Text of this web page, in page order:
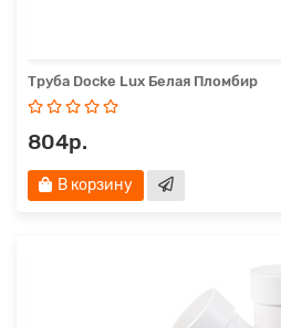
Труба Docke Lux Белая Пломбир
804р.
В корзину